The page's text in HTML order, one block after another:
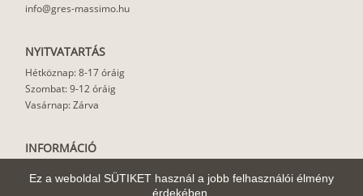
Ez a weboldal SÜTIKET használ a jobb felhasználói élmény
érdekében.
info@gres-massimo.hu
NYITVATARTÁS
Hétköznap: 8-17 óráig
Szombat: 9-12 óráig
Vasárnap: Zárva
INFORMÁCIÓ
Felhasználási javaslat